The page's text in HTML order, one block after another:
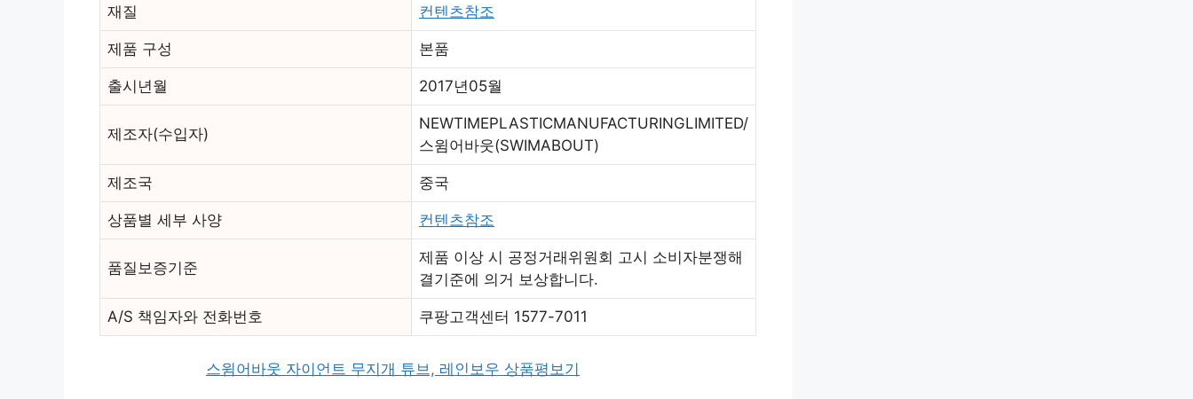
재질 컨텐츠참조
제품 구성 본품
출시년월 2017년05월
제조자(수입자)
NEWTIMEPLASTICMANUFACTURINGLIMITED/
스윔어바웃(SWIMABOUT)
제조국 중국
상품별 세부 사양 컨텐츠참조
품질보증기준
제품 이상 시 공정거래위원회 고시 소비자분쟁해
결기준에 의거 보상합니다.
A/S 책임자와 전화번호 쿠팡고객센터 1577-7011
스윔어바웃 자이언트 무지개 튜브, 레인보우 상품평보기